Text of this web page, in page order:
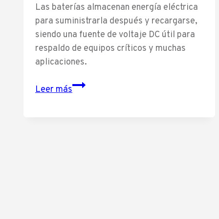
Las baterías almacenan energía eléctrica
para suministrarla después y recargarse,
siendo una fuente de voltaje DC útil para
respaldo de equipos críticos y muchas
aplicaciones.
Leer másQue